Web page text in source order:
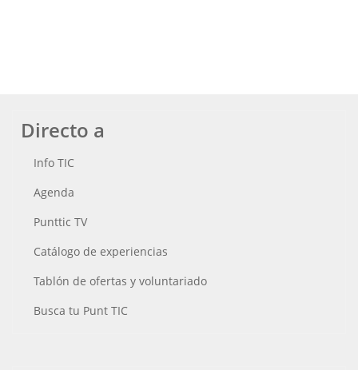
Directo a
Info TIC
Agenda
Punttic TV
Catálogo de experiencias
Tablón de ofertas y voluntariado
Busca tu Punt TIC